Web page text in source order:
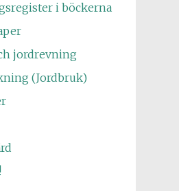
i böckerna
jordrevning
(Jordbruk)